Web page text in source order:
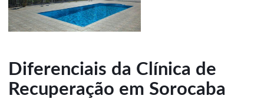
Diferenciais da Clínica de
Recuperação em Sorocaba